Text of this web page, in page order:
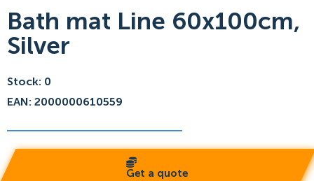
Bath mat Line 60x100cm,
Silver
Stock: 0
EAN: 2000000610559
Get a quote